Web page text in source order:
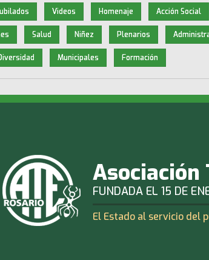
Videos Homenaje Acción Social
Salud Niñez Plenarios
Municipales Formación
Asociación
FUNDADA EL 15 DE
El Estado al servicio del